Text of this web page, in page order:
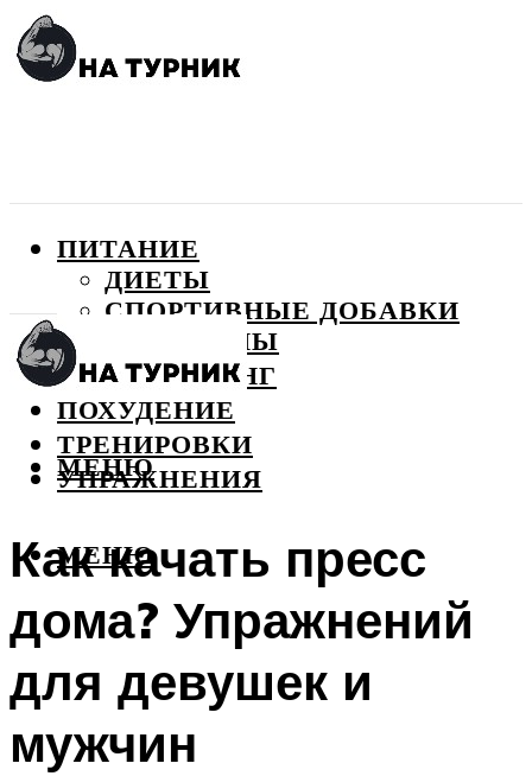
ПИТАНИЕ
ДИЕТЫ
СПОРТИВНЫЕ ДОБАВКИ
ВИТАМИНЫ
БОДИБИЛДИНГ
ПОХУДЕНИЕ
ТРЕНИРОВКИ
УПРАЖНЕНИЯ
МЕНЮ
МЕНЮ
Как качать пресс
дома? Упражнений
для девушек и
мужчин